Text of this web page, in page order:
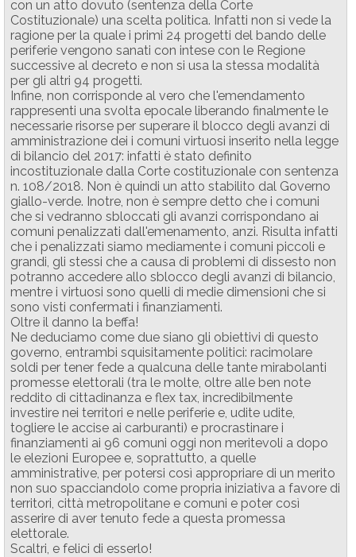
con un atto dovuto (sentenza della Corte
Costituzionale) una scelta politica. Infatti non si vede la
ragione per la quale i primi 24 progetti del bando delle
periferie vengono sanati con intese con le Regione
successive al decreto e non si usa la stessa modalità
per gli altri 94 progetti.
Infine, non corrisponde al vero che l'emendamento
rappresenti una svolta epocale liberando finalmente le
necessarie risorse per superare il blocco degli avanzi di
amministrazione dei i comuni virtuosi inserito nella legge
di bilancio del 2017: infatti è stato definito
incostituzionale dalla Corte costituzionale con sentenza
n. 108/2018. Non è quindi un atto stabilito dal Governo
giallo-verde. Inotre, non è sempre detto che i comuni
che si vedranno sbloccati gli avanzi corrispondano ai
comuni penalizzati dall'emenamento, anzi. Risulta infatti
che i penalizzati siamo mediamente i comuni piccoli e
grandi, gli stessi che a causa di problemi di dissesto non
potranno accedere allo sblocco degli avanzi di bilancio,
mentre i virtuosi sono quelli di medie dimensioni che si
sono visti confermati i finanziamenti.
Oltre il danno la beffa!
Ne deduciamo come due siano gli obiettivi di questo
governo, entrambi squisitamente politici: racimolare
soldi per tener fede a qualcuna delle tante mirabolanti
promesse elettorali (tra le molte, oltre alle ben note
reddito di cittadinanza e flex tax, incredibilmente
investire nei territori e nelle periferie e, udite udite,
togliere le accise ai carburanti) e procrastinare i
finanziamenti ai 96 comuni oggi non meritevoli a dopo
le elezioni Europee e, soprattutto, a quelle
amministrative, per potersi così appropriare di un merito
non suo spacciandolo come propria iniziativa a favore di
territori, città metropolitane e comuni e poter così
asserire di aver tenuto fede a questa promessa
elettorale.
Scaltri, e felici di esserlo!